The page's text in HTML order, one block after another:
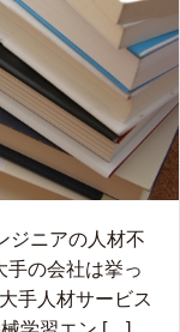
ジニアの人材不
手の会社は挙っ
手人材サービス